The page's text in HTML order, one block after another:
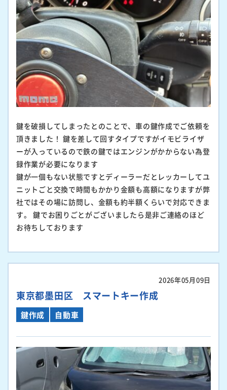
鍵を破損してしまったとのことで、車の鍵作成でご依頼を
頂きました！ 鍵を差して回すタイプですがイモビライザ
ーが入っているので鉄の鍵ではエンジンがかからない為登
録作業が必要になります
鍵が一個もない状態ですとディーラーだとレッカーしてユ
ニットごと交換で時間もかかり金額も高額になりますが弊
社ではその場に訪問し、金額も約半額くらいで対応できま
す。 鍵でお困りごとがございましたら是非ご連絡のほど
お待ちしております
2026年05月09日
東京都墨田区 スマートキー作成
鍵作成 自動車